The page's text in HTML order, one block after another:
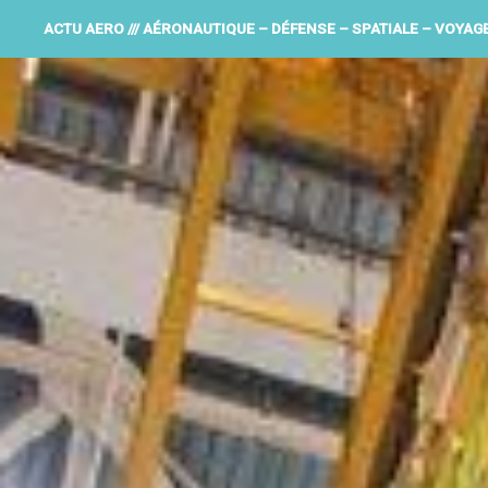
ACTU AERO /// AÉRONAUTIQUE – DÉFENSE – SPATIALE –